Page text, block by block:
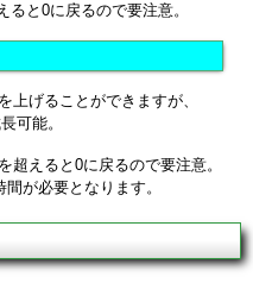
と0に戻るので要注意。
上げることができますが、
可能。
超えると0に戻るので要注意。
が必要となります。